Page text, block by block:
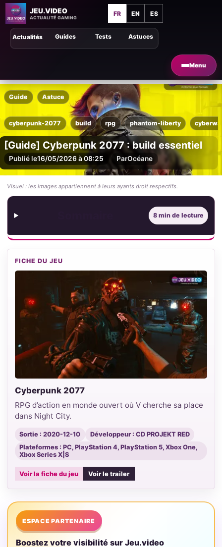
JEU.VIDEO
ACTUALITÉ GAMING
FR EN ES
Menu
Astuces
Guides Tests
Actualités
Guide Astuce
cyberpunk-2077 build rpg phantom-liberty
[Guide] Cyberpunk 2077 : build essentiel
Publié le16/05/2026 à 08:25 ParOcéane
Visuel : les images appartiennent à leurs ayants droit respectifs.
8 min de lecture
FICHE DU JEU
Cyberpunk 2077
RPG d’action en monde ouvert où V cherche sa place
dans Night City.
Sortie : 2020-12-10
Développeur : CD PROJEKT RED
Plateformes : PC, PlayStation 4, PlayStation 5, Xbox One,
Xbox Series X|S
Voir la fiche du jeu Voir le trailer
ESPACE PARTENAIRE
Boostez votre visibilité sur Jeu.video